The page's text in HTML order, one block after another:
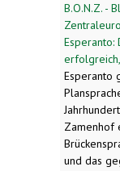
B.O.N.Z. -
Esperanto
Zamenhof
und das